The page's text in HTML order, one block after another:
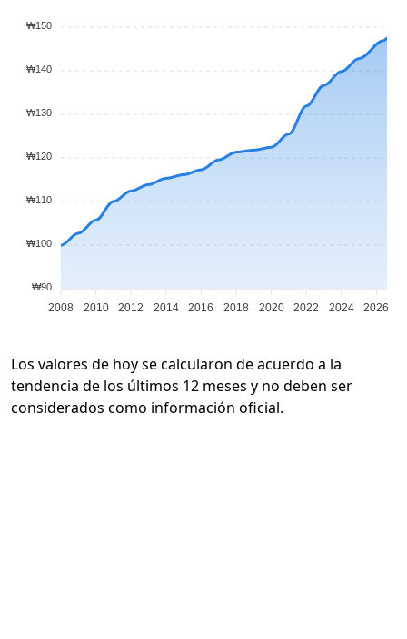
₩150
₩140
₩130
₩120
₩110
₩100
₩90
2008 2010 2012 2014 2016 2018 2020 2022 2024 2026
Los valores de hoy se calcularon de acuerdo a la
tendencia de los últimos 12 meses y no deben ser
considerados como información oficial.